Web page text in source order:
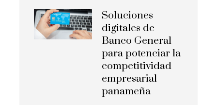
Soluciones
digitales de
Banco General
para potenciar la
competitividad
empresarial
panameña